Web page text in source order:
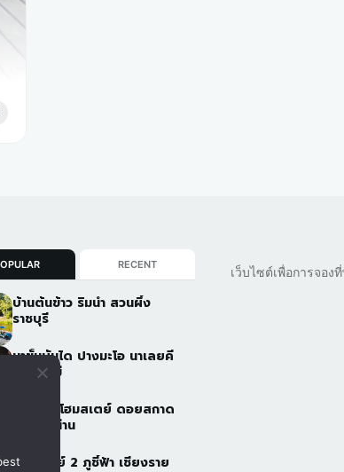
RECENT
บ้านต้นข้าว ริมน้ำ สวนผึ้ง
ราชบุรี
นาขั้นบันได ปางมะโอ นาเลยคี
เชียงใหม่
จาวดอยโฮมสเตย์ ดอยสกาด
อ.ปัว จ.น่าน
ภูฟ้าอารีย์ 2 ภูชี้ฟ้า เชียงราย
เว็บไซต์เพื่อการจอง